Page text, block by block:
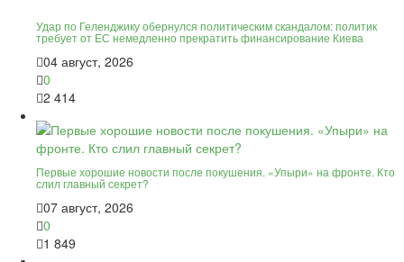
Удар по Геленджику обернулся политическим скандалом: политик
требует от ЕС немедленно прекратить финансирование Киева
04 август, 2026
0
2 414
Первые хорошие новости после покушения. «Упыри» на фронте. Кто
слил главный секрет?
07 август, 2026
0
1 849